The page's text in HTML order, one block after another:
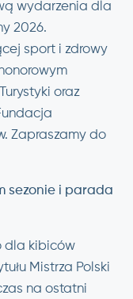
wydarzenia dla
2026.
sport i zdrowy
oraz
Zapraszamy do
sezonie i parada
dla kibiców
Mistrza Polski
na ostatni